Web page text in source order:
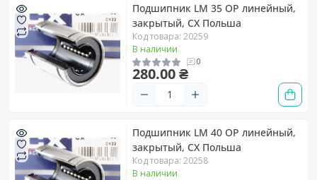
Подшипник LM 35 OP линейный,
закрытый, CX Польша
Код товара: 20259
В наличии
0
280.00 ₴
Подшипник LM 40 OP линейный,
закрытый, CX Польша
Код товара: 20258
В наличии